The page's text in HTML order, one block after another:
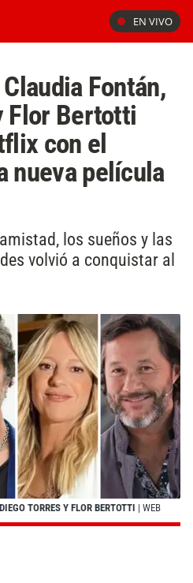
EN VIVO
Fontán,
Flor Bertotti
con el
nueva película
los sueños y las
volvió a conquistar al
TORRES Y FLOR BERTOTTI | WEB